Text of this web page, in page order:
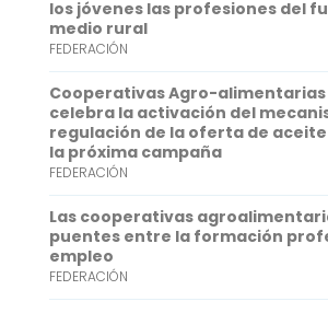
k
r
s
A
p
p
k
e
d
I
n
los jóvenes las profesiones del
medio rural
FEDERACIÓN
Cooperativas Agro-
celebra la activación del
regulación de la oferta de
la próxima campaña
FEDERACIÓN
Las cooperativas
puentes entre la formación
empleo
FEDERACIÓN